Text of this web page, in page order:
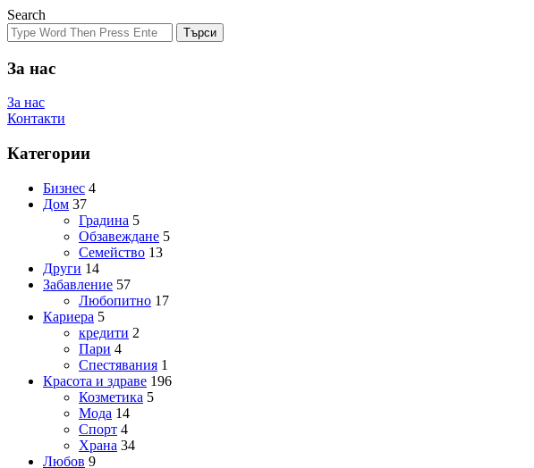
Search
Търси
За нас
За нас
Контакти
Категории
Бизнес 4
Дом 37
Градина 5
Обзавеждане 5
Семейство 13
Други 14
Забавление 57
Любопитно 17
Кариера 5
кредити 2
Пари 4
Спестявания 1
Красота и здраве 196
Козметика 5
Мода 14
Спорт 4
Храна 34
Любов 9